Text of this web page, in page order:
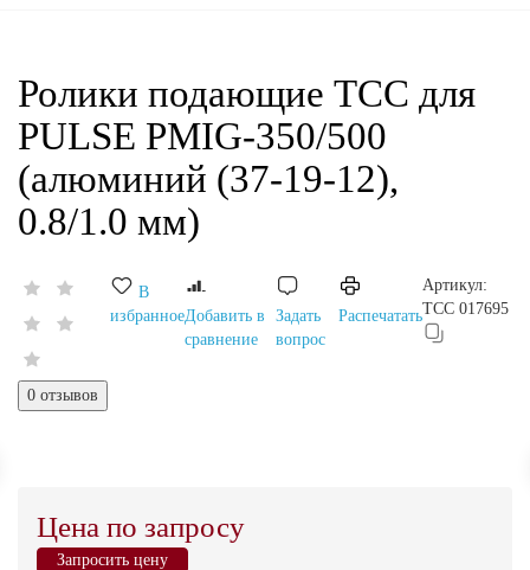
Ролики подающие TCC для
PULSE PMIG-350/500
(алюминий (37-19-12),
0.8/1.0 мм)
0 отзывов
В
избранноеДобавить в
сравнение
Задать
вопрос
Распечатать
Артикул:
ТСС 017695
Цена по запросу
Запросить цену